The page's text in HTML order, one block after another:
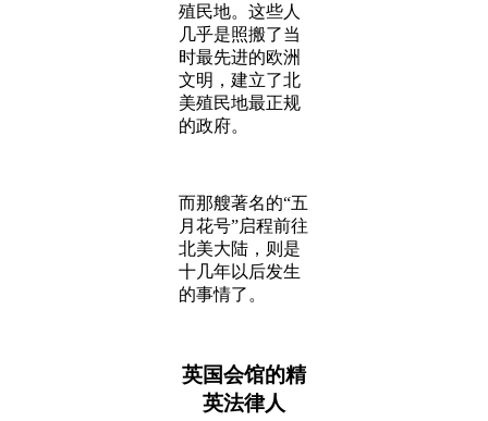
殖民地。这些人
几乎是照搬了当
时最先进的欧洲
文明，建立了北
美殖民地最正规
的政府。
而那艘著名的“五
月花号”启程前往
北美大陆，则是
十几年以后发生
的事情了。
英国会馆的精
英法律人